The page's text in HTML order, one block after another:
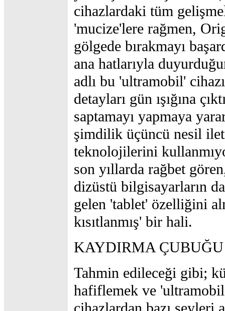
cihazlardaki tüm
'mucize'lere rağmen,
gölgede bırakmayı
ana hatlarıyla
adlı bu 'ultramobil'
detayları gün ışığına
saptamayı yapmaya
şimdilik üçüncü nesil
teknolojilerini
son yıllarda rağbet
dizüstü bilgisayarların
gelen 'tablet' özelliğini
kısıtlanmış' bir hali.
KAYDIRMA ÇUBUĞU
Tahmin edileceği gibi;
hafiflemek ve